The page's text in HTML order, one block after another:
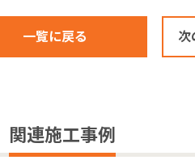
一覧に戻る 次
関連施工事例